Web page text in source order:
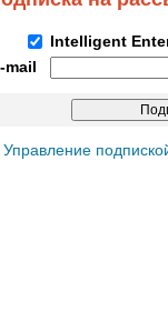
Intelligent
mail
Управление